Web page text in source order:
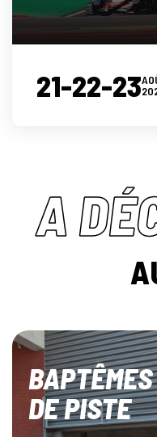
21-22-23
A
BAPTÊMES
DE PISTE